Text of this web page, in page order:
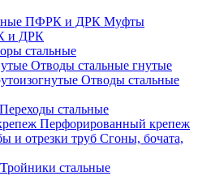
Муфты
и ДРК
стальные
Отводы стальные гнутые
Отводы стальные
Переходы стальные
Перфорированный крепеж
Сгоны, бочата,
Тройники стальные